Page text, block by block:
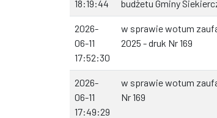
18:19:44
budżetu Gminy
2026-
06-11
17:52:30
w sprawie wotum
2025 - druk Nr 169
2026-
06-11
17:49:29
w sprawie wotum
Nr 169